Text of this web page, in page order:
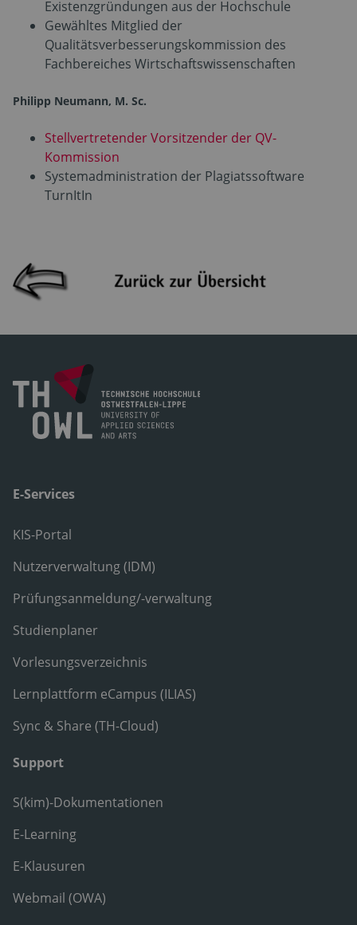
Existenzgründungen aus der Hochschule
Gewähltes Mitglied der
Qualitätsverbesserungskommission des
Fachbereiches Wirtschaftswissenschaften
Philipp Neumann, M. Sc.
Stellvertretender Vorsitzender der QV-
Kommission
Systemadministration der Plagiatssoftware
TurnItIn
E-Services
KIS-Portal
Nutzerverwaltung (IDM)
Prüfungsanmeldung/-verwaltung
Studienplaner
Vorlesungsverzeichnis
Lernplattform eCampus (ILIAS)
Sync & Share (TH-Cloud)
Support
S(kim)-Dokumentationen
E-Learning
E-Klausuren
Webmail (OWA)